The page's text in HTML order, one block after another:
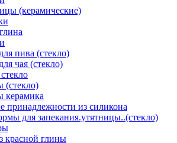
(керамические)
пива (стекло)
чая (стекло)
принадлежности из силикона
для запекания.утятницы..(стекло)
красной глины